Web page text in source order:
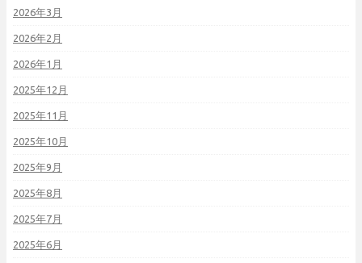
2026年3月
2026年2月
2026年1月
2025年12月
2025年11月
2025年10月
2025年9月
2025年8月
2025年7月
2025年6月